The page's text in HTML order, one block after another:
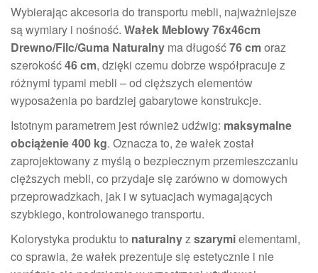
Wybierając akcesoria do transportu mebli, najważniejsze
są wymiary i nośność. Wałek Meblowy 76x46cm
Drewno/Filc/Guma Naturalny ma długość76 cmoraz
szerokość46 cm, dzięki czemu dobrze współpracuje z
różnymi typami mebli – od cięższych elementów
wyposażenia po bardziej gabarytowe konstrukcje.
Istotnym parametrem jest również udźwig: maksymalne
obciążenie 400 kg. Oznacza to, że wałek został
zaprojektowany z myślą o bezpiecznym przemieszczaniu
cięższych mebli, co przydaje się zarówno w domowych
przeprowadzkach, jak i w sytuacjach wymagających
szybkiego, kontrolowanego transportu.
Kolorystyka produktu to naturalnyzszarymielementami,
co sprawia, że wałek prezentuje się estetycznie i nie